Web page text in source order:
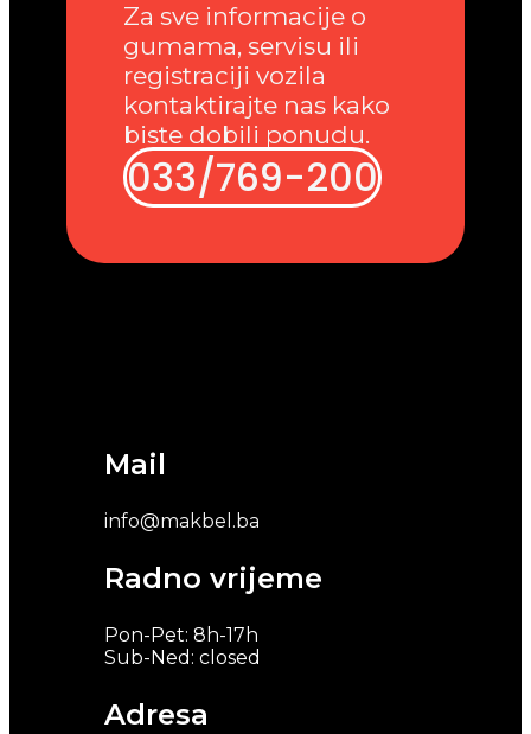
Mail
info@makbel.ba
Radno vrijeme
Pon-Pet: 8h-17h
Sub-Ned: closed
Adresa
Za sve informacije o
gumama, servisu ili
registraciji vozila
kontaktirajte nas kako
biste dobili ponudu.
033/769-200